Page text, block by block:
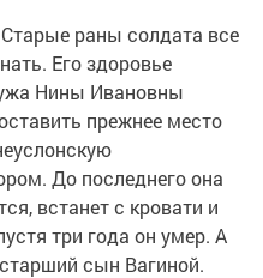
раны солдата все
Его здоровье
Нины Ивановны
прежнее место
До последнего она
встанет с кровати и
три года он умер. А
сын Вагиной.